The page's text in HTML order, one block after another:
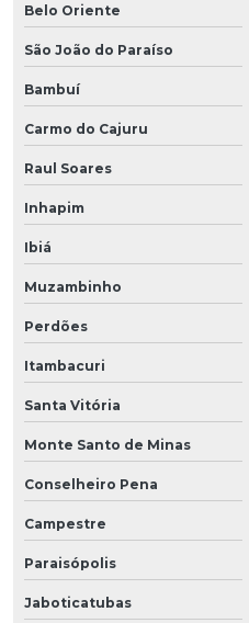
Belo Oriente
São João do Paraíso
Bambuí
Carmo do Cajuru
Raul Soares
Inhapim
Ibiá
Muzambinho
Perdões
Itambacuri
Santa Vitória
Monte Santo de Minas
Conselheiro Pena
Campestre
Paraisópolis
Jaboticatubas